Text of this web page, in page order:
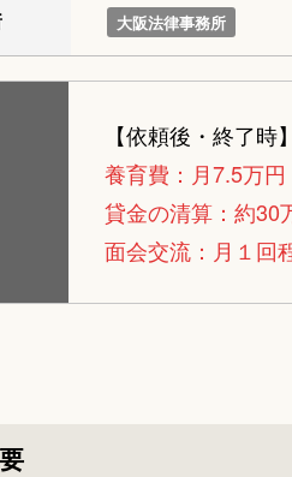
大阪法律事務所
【依頼後・終了時】
養育費：月7.5万
貸金の清算：約30
面会交流：月１回